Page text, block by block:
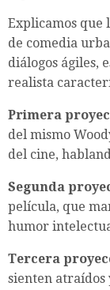
Explicamos que
de comedia
diálogos ágiles,
realista
Primera
del mismo
del cine,
Segunda
película, que
humor
Tercera
sienten atraídos